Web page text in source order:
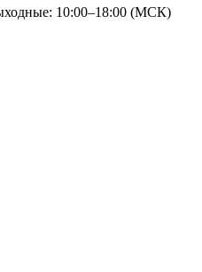
10:00–18:00 (МСК)